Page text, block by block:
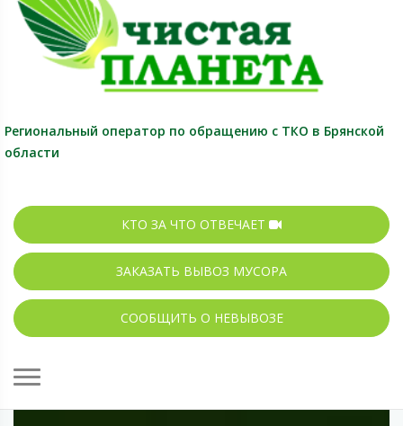
Региональный оператор по обращению с ТКО в Брянской
области
КТО ЗА ЧТО ОТВЕЧАЕТ
ЗАКАЗАТЬ ВЫВОЗ МУСОРА
СООБЩИТЬ О НЕВЫВОЗЕ